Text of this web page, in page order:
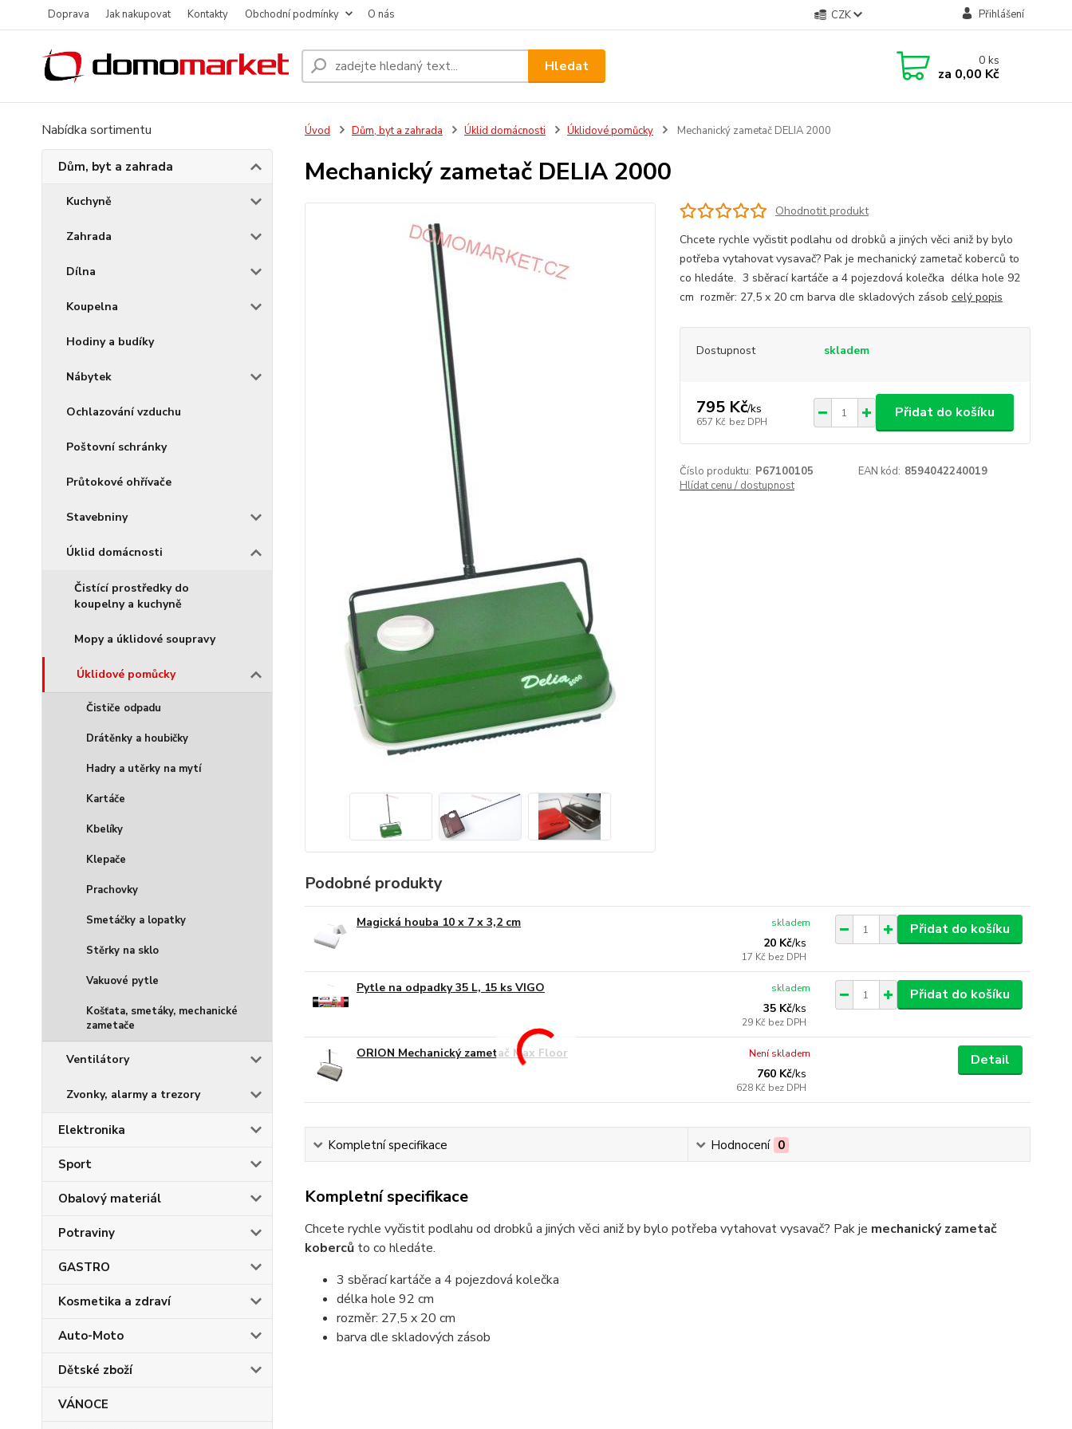
Doprava Jak nakupovat Kontakty Obchodní podmínky O nás CZK Přihlášení
Hledat 0ks
za 0,00 Kč
Nabídka sortimentu
Dům, byt a zahrada
Kuchyně
Zahrada
Dílna
Koupelna
Hodiny a budíky
Nábytek
Ochlazování vzduchu
Poštovní schránky
Průtokové ohřívače
Stavebniny
Úklid domácnosti
Čistící prostředky do
koupelny a kuchyně
Mopy a úklidové soupravy
Úklidové pomůcky
Čističe odpadu
Drátěnky a houbičky
Hadry a utěrky na mytí
Kartáče
Kbelíky
Klepače
Prachovky
Smetáčky a lopatky
Stěrky na sklo
Vakuové pytle
Košťata, smetáky, mechanické
zametače
Ventilátory
Zvonky, alarmy a trezory
Elektronika
Sport
Obalový materiál
Potraviny
GASTRO
Kosmetika a zdraví
Auto-Moto
Dětské zboží
VÁNOCE
Úvod Dům, byt a zahrada Úklid domácnosti Úklidové pomůcky Mechanický zametač DELIA 2000
Mechanický zametač DELIA 2000
Ohodnotit produkt
Chcete rychle vyčistit podlahu od drobků a jiných věci aniž by bylo
potřeba vytahovat vysavač? Pak je mechanický zametač koberců to
co hledáte. 3 sběrací kartáče a 4 pojezdová kolečka délka hole 92
cm rozměr: 27,5 x 20 cm barva dle skladových zásob celý popis
Dostupnost skladem
795 Kč/ks
657 Kč bez DPH
Přidat do košíku
Číslo produktu: P67100105 EAN kód: 8594042240019
Hlídat cenu / dostupnost
Podobné produkty
Magická houba 10 x 7 x 3,2 cm
20 Kč/ks
17 Kč bez DPH
skladem Přidat do košíku
Pytle na odpadky 35 L, 15 ks VIGO
35 Kč/ks
29 Kč bez DPH
skladem Přidat do košíku
ORION Mechanický zametač Max Floor
760 Kč/ks
628 Kč bez DPH
Není skladem Detail
Kompletní specifikace Hodnocení 0
Kompletní specifikace
Chcete rychle vyčistit podlahu od drobků a jiných věci aniž by bylo potřeba vytahovat vysavač? Pak je mechanický zametač
kobercůto co hledáte.
3 sběrací kartáče a 4 pojezdová kolečka
délka hole 92 cm
rozměr: 27,5 x 20 cm
barva dle skladových zásob